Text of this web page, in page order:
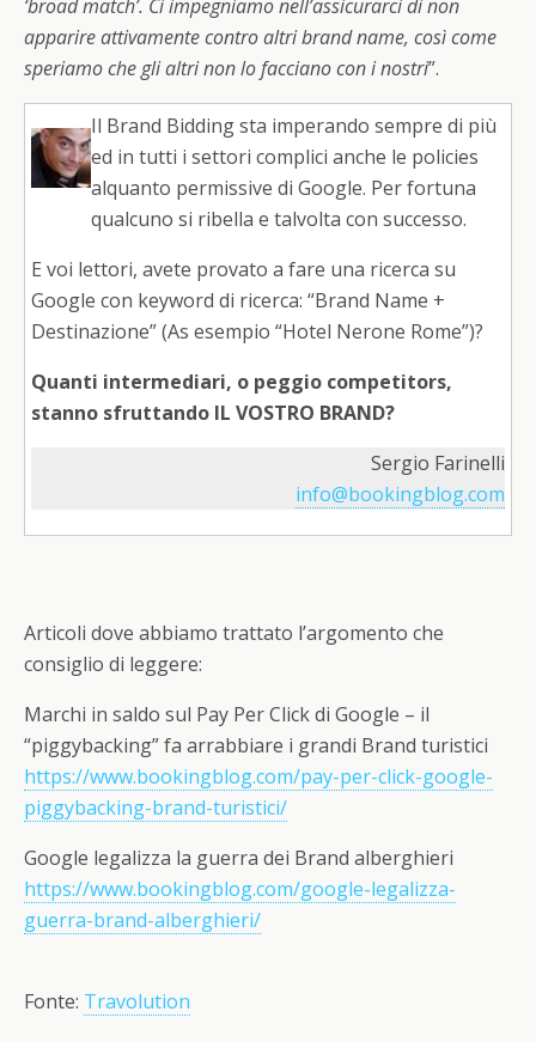
‘broad match’. Ci impegniamo nell’assicurarci di non
apparire attivamente contro altri brand name, così come
speriamo che gli altri non lo facciano con i nostri”.
Il Brand Bidding sta imperando sempre di più
ed in tutti i settori complici anche le policies
alquanto permissive di Google. Per fortuna
qualcuno si ribella e talvolta con successo.
E voi lettori, avete provato a fare una ricerca su
Google con keyword di ricerca: “Brand Name +
Destinazione” (As esempio “Hotel Nerone Rome”)?
Quanti intermediari, o peggio competitors,
stanno sfruttando IL VOSTRO BRAND?
Sergio Farinelli
info@bookingblog.com
Articoli dove abbiamo trattato l’argomento che
consiglio di leggere:
Marchi in saldo sul Pay Per Click di Google – il
“piggybacking” fa arrabbiare i grandi Brand turistici
https://www.bookingblog.com/pay-per-click-google-
piggybacking-brand-turistici/
Google legalizza la guerra dei Brand alberghieri
https://www.bookingblog.com/google-legalizza-
guerra-brand-alberghieri/
Fonte: Travolution